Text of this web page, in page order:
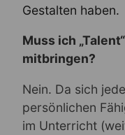
Gestalten haben.
Muss ich
mitbringen?
Nein. Da sich
persönlichen
im Unterricht